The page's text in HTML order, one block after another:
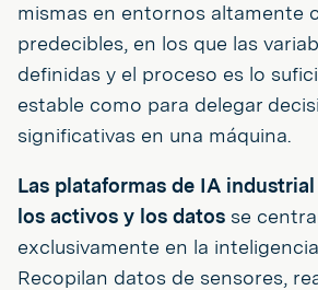
mismas en entornos altamente
predecibles, en los que las
definidas y el proceso es lo
estable como para delegar
significativas en una máquina.
Las plataformas de IA
los activos y los datos se
exclusivamente en la
Recopilan datos de sensores,